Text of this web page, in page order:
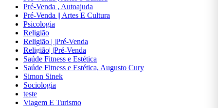
Pré-Venda , Autoajuda
Pré-Venda || Artes E Cultura
Psicologia
Religião
Religião | |Pré-Venda
Religião| |Pré-Venda
Saúde Fitness e Estética
Saúde Fitness e Estética, Augusto Cury
Simon Sinek
Sociologia
teste
Viagem E Turismo
Educação
Engenharia
Ensino
Línguas
Ensino
Línguas,
Miguel